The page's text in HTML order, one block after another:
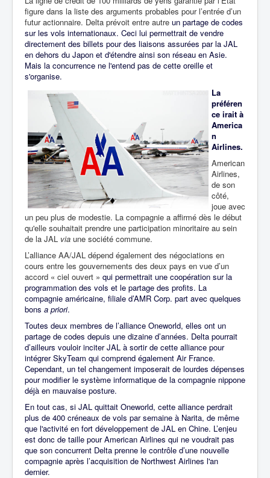
figure dans la liste des arguments probables pour l’entrée d’un
futur actionnaire. Delta prévoit entre autre un partage de codes
sur les vols internationaux. Ceci lui permettrait de vendre
directement des billets pour des liaisons assurées par la JAL
en dehors du Japon et d'étendre ainsi son réseau en Asie.
Mais la concurrence ne l'entend pas de cette oreille et
s'organise.
La
préféren
ce irait à
America
n
Airlines.
American
Airlines,
de son
côté,
joue avec
un peu plus de modestie. La compagnie a affirmé dès le début
qu'elle souhaitait prendre une participation minoritaire au sein
de la JAL via une société commune.
L’alliance AA/JAL dépend également des négociations en
cours entre les gouvernements des deux pays en vue d’un
accord « ciel ouvert » qui permettrait une coopération sur la
programmation des vols et le partage des profits. La
compagnie américaine, filiale d’AMR Corp. part avec quelques
bons a priori.
Toutes deux membres de l’alliance Oneworld, elles ont un
partage de codes depuis une dizaine d’années. Delta pourrait
d’ailleurs vouloir inciter JAL à sortir de cette alliance pour
intégrer SkyTeam qui comprend également Air France.
Cependant, un tel changement imposerait de lourdes dépenses
pour modifier le système informatique de la compagnie nippone
déjà en mauvaise posture.
En tout cas, si JAL quittait Oneworld, cette alliance perdrait
plus de 400 créneaux de vols par semaine à Narita, de même
que l'activité en fort développement de JAL en Chine. L’enjeu
est donc de taille pour American Airlines qui ne voudrait pas
que son concurrent Delta prenne le contrôle d’une nouvelle
compagnie après l’acquisition de Northwest Airlines l'an
dernier.